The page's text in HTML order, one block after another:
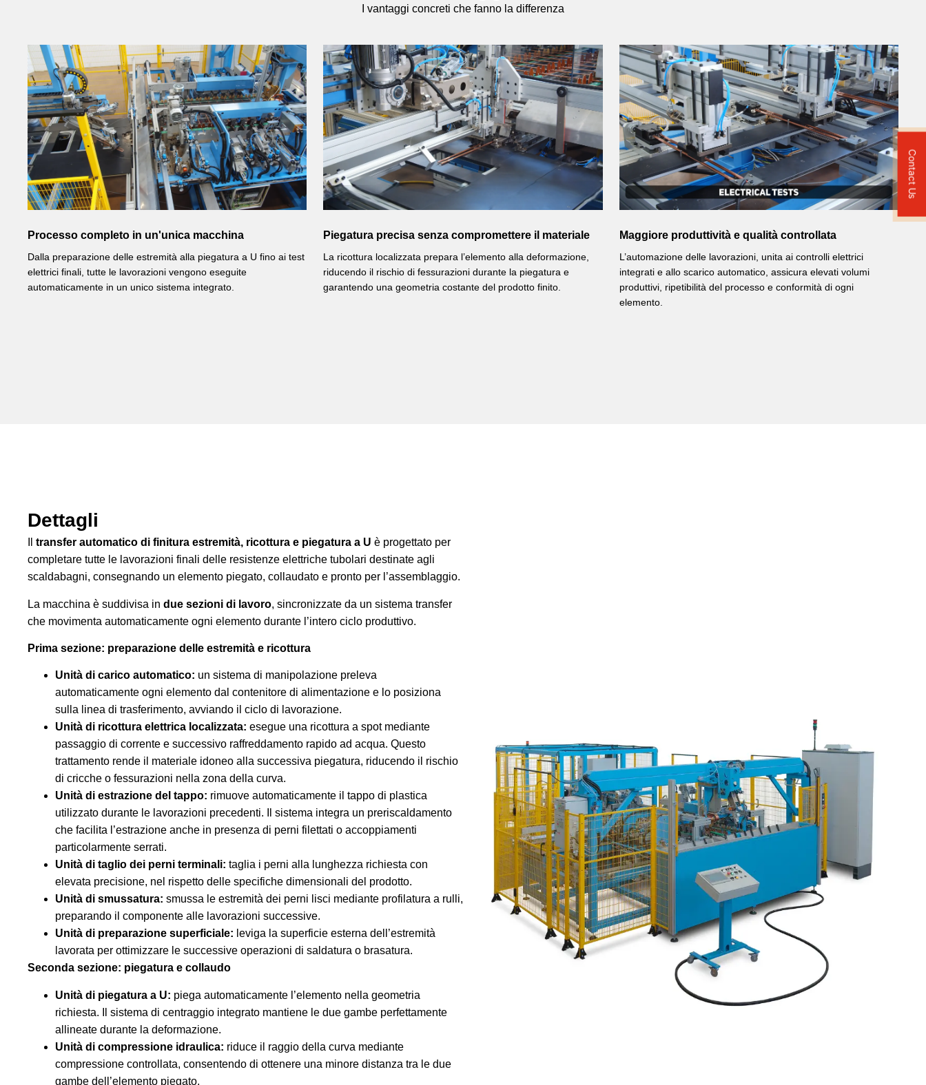
I vantaggi concreti che fanno la differenza
Processo completo in un'unica macchina
Dalla preparazione delle estremità alla piegatura a U fino ai test
elettrici finali, tutte le lavorazioni vengono eseguite
automaticamente in un unico sistema integrato.
Piegatura precisa senza compromettere il materiale
La ricottura localizzata prepara l’elemento alla deformazione,
riducendo il rischio di fessurazioni durante la piegatura e
garantendo una geometria costante del prodotto finito.
Maggiore produttività e qualità controllata
L’automazione delle lavorazioni, unita ai controlli elettrici
integrati e allo scarico automatico, assicura elevati volumi
produttivi, ripetibilità del processo e conformità di ogni
elemento.
Dettagli
transfer automatico di finitura estremità, ricottura e piegatura a U è progettato per
completare tutte le lavorazioni finali delle resistenze elettriche tubolari destinate agli
scaldabagni, consegnando un elemento piegato, collaudato e pronto per l’assemblaggio.
La macchina è suddivisa in due sezioni di lavoro, sincronizzate da un sistema transfer
che movimenta automaticamente ogni elemento durante l’intero ciclo produttivo.
Prima sezione: preparazione delle estremità e ricottura
Unità di carico automatico: un sistema di manipolazione preleva
automaticamente ogni elemento dal contenitore di alimentazione e lo posiziona
sulla linea di trasferimento, avviando il ciclo di lavorazione.
Unità di ricottura elettrica localizzata: esegue una ricottura a spot mediante
passaggio di corrente e successivo raffreddamento rapido ad acqua. Questo
trattamento rende il materiale idoneo alla successiva piegatura, riducendo il rischio
di cricche o fessurazioni nella zona della curva.
Unità di estrazione del tappo: rimuove automaticamente il tappo di plastica
utilizzato durante le lavorazioni precedenti. Il sistema integra un preriscaldamento
che facilita l’estrazione anche in presenza di perni filettati o accoppiamenti
particolarmente serrati.
Unità di taglio dei perni terminali: taglia i perni alla lunghezza richiesta con
elevata precisione, nel rispetto delle specifiche dimensionali del prodotto.
Unità di smussatura: smussa le estremità dei perni lisci mediante profilatura a rulli,
preparando il componente alle lavorazioni successive.
Unità di preparazione superficiale: leviga la superficie esterna dell’estremità
lavorata per ottimizzare le successive operazioni di saldatura o brasatura.
Seconda sezione: piegatura e collaudo
Unità di piegatura a U: piega automaticamente l’elemento nella geometria
richiesta. Il sistema di centraggio integrato mantiene le due gambe perfettamente
allineate durante la deformazione.
Unità di compressione idraulica: riduce il raggio della curva mediante
compressione controllata, consentendo di ottenere una minore distanza tra le due
gambe dell’elemento piegato.
Contact Us